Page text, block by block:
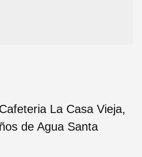
La Casa Vieja,
de Agua Santa